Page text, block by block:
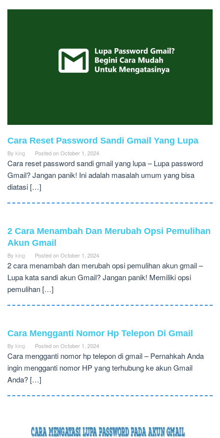
Cara Reset Password Sandi Gmail Yang Lupa
By king Posted onOctober 1, 2024
Cara reset password sandi gmail yang lupa – Lupa password
Gmail? Jangan panik! Ini adalah masalah umum yang bisa
diatasi […]
2 Cara Menambah Dan Merubah Opsi Pemulihan
Akun Gmail
By king Posted onOctober 1, 2024
2 cara menambah dan merubah opsi pemulihan akun gmail –
Lupa kata sandi akun Gmail? Jangan panik! Memiliki opsi
pemulihan […]
Cara Mengganti Nomor Hp Telepon Di Gmail
By king Posted onOctober 1, 2024
Cara mengganti nomor hp telepon di gmail – Pernahkah Anda
ingin mengganti nomor HP yang terhubung ke akun Gmail
Anda? […]